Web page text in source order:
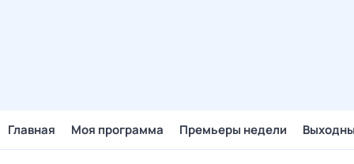
Главная Моя программа Премьеры недели